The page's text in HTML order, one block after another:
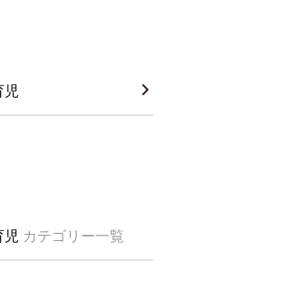
児
児 カテゴリー一覧